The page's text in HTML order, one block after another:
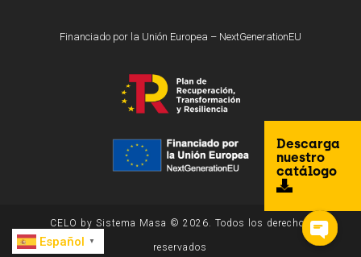
Descarga
nuestro
catálogo
Financiado por la Unión Europea – NextGenerationEU
CELO by Sistema Masa © 2026. Todos los derechos
reservados
Español ▼